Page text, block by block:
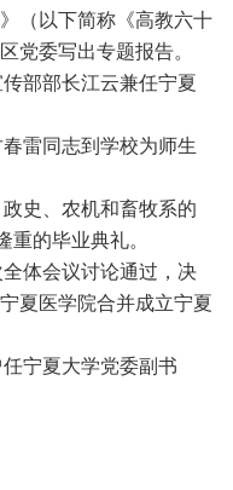
（以下简称《高教六十
党委写出专题报告。
部部长江云兼任宁夏
雷同志到学校为师生
史、农机和畜牧系的
重的毕业典礼。
体会议讨论通过，决
夏医学院合并成立宁夏
宁夏大学党委副书